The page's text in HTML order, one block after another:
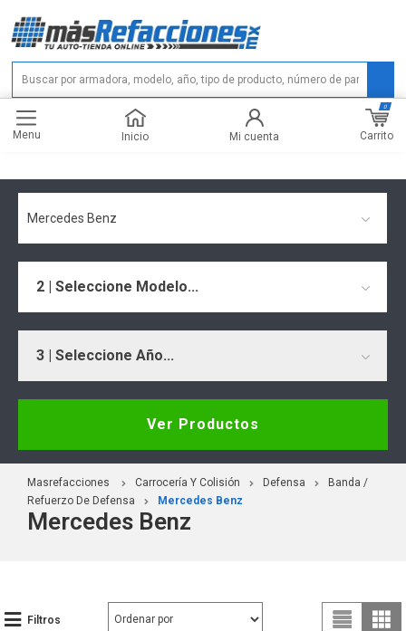
Menu Inicio Mi cuenta Carrito
0
Mercedes Benz
2 | Seleccione Modelo...
3 | Seleccione Año...
Ver Productos
Masrefacciones Carrocería Y Colisión Defensa
Banda /
Refuerzo De Defensa
Mercedes Benz
Mercedes Benz
Filtros